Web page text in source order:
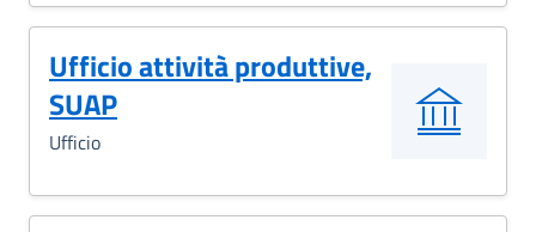
Ufficio attività produttive,
SUAP
Ufficio